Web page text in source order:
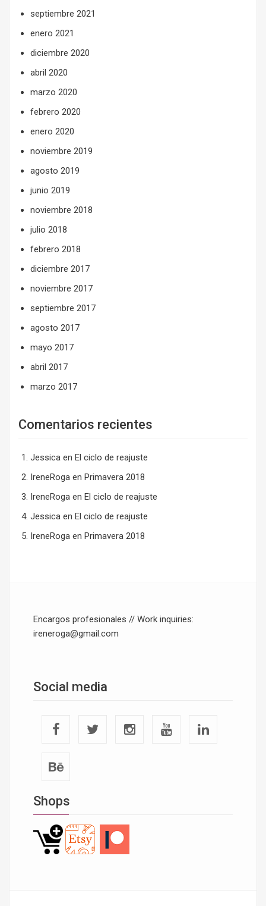
septiembre 2021
enero 2021
diciembre 2020
abril 2020
marzo 2020
febrero 2020
enero 2020
noviembre 2019
agosto 2019
junio 2019
noviembre 2018
julio 2018
febrero 2018
diciembre 2017
noviembre 2017
septiembre 2017
agosto 2017
mayo 2017
abril 2017
marzo 2017
Comentarios recientes
Jessica en El ciclo de reajuste
IreneRoga en Primavera 2018
IreneRoga en El ciclo de reajuste
Jessica en El ciclo de reajuste
IreneRoga en Primavera 2018
Encargos profesionales // Work inquiries:
ireneroga@gmail.com
Social media
Shops